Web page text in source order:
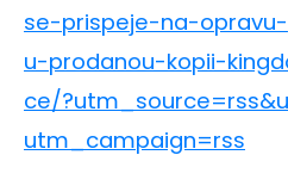
se-prispeje-na-
u-prodanou-kopii-
ce/
utm_campaign=rss